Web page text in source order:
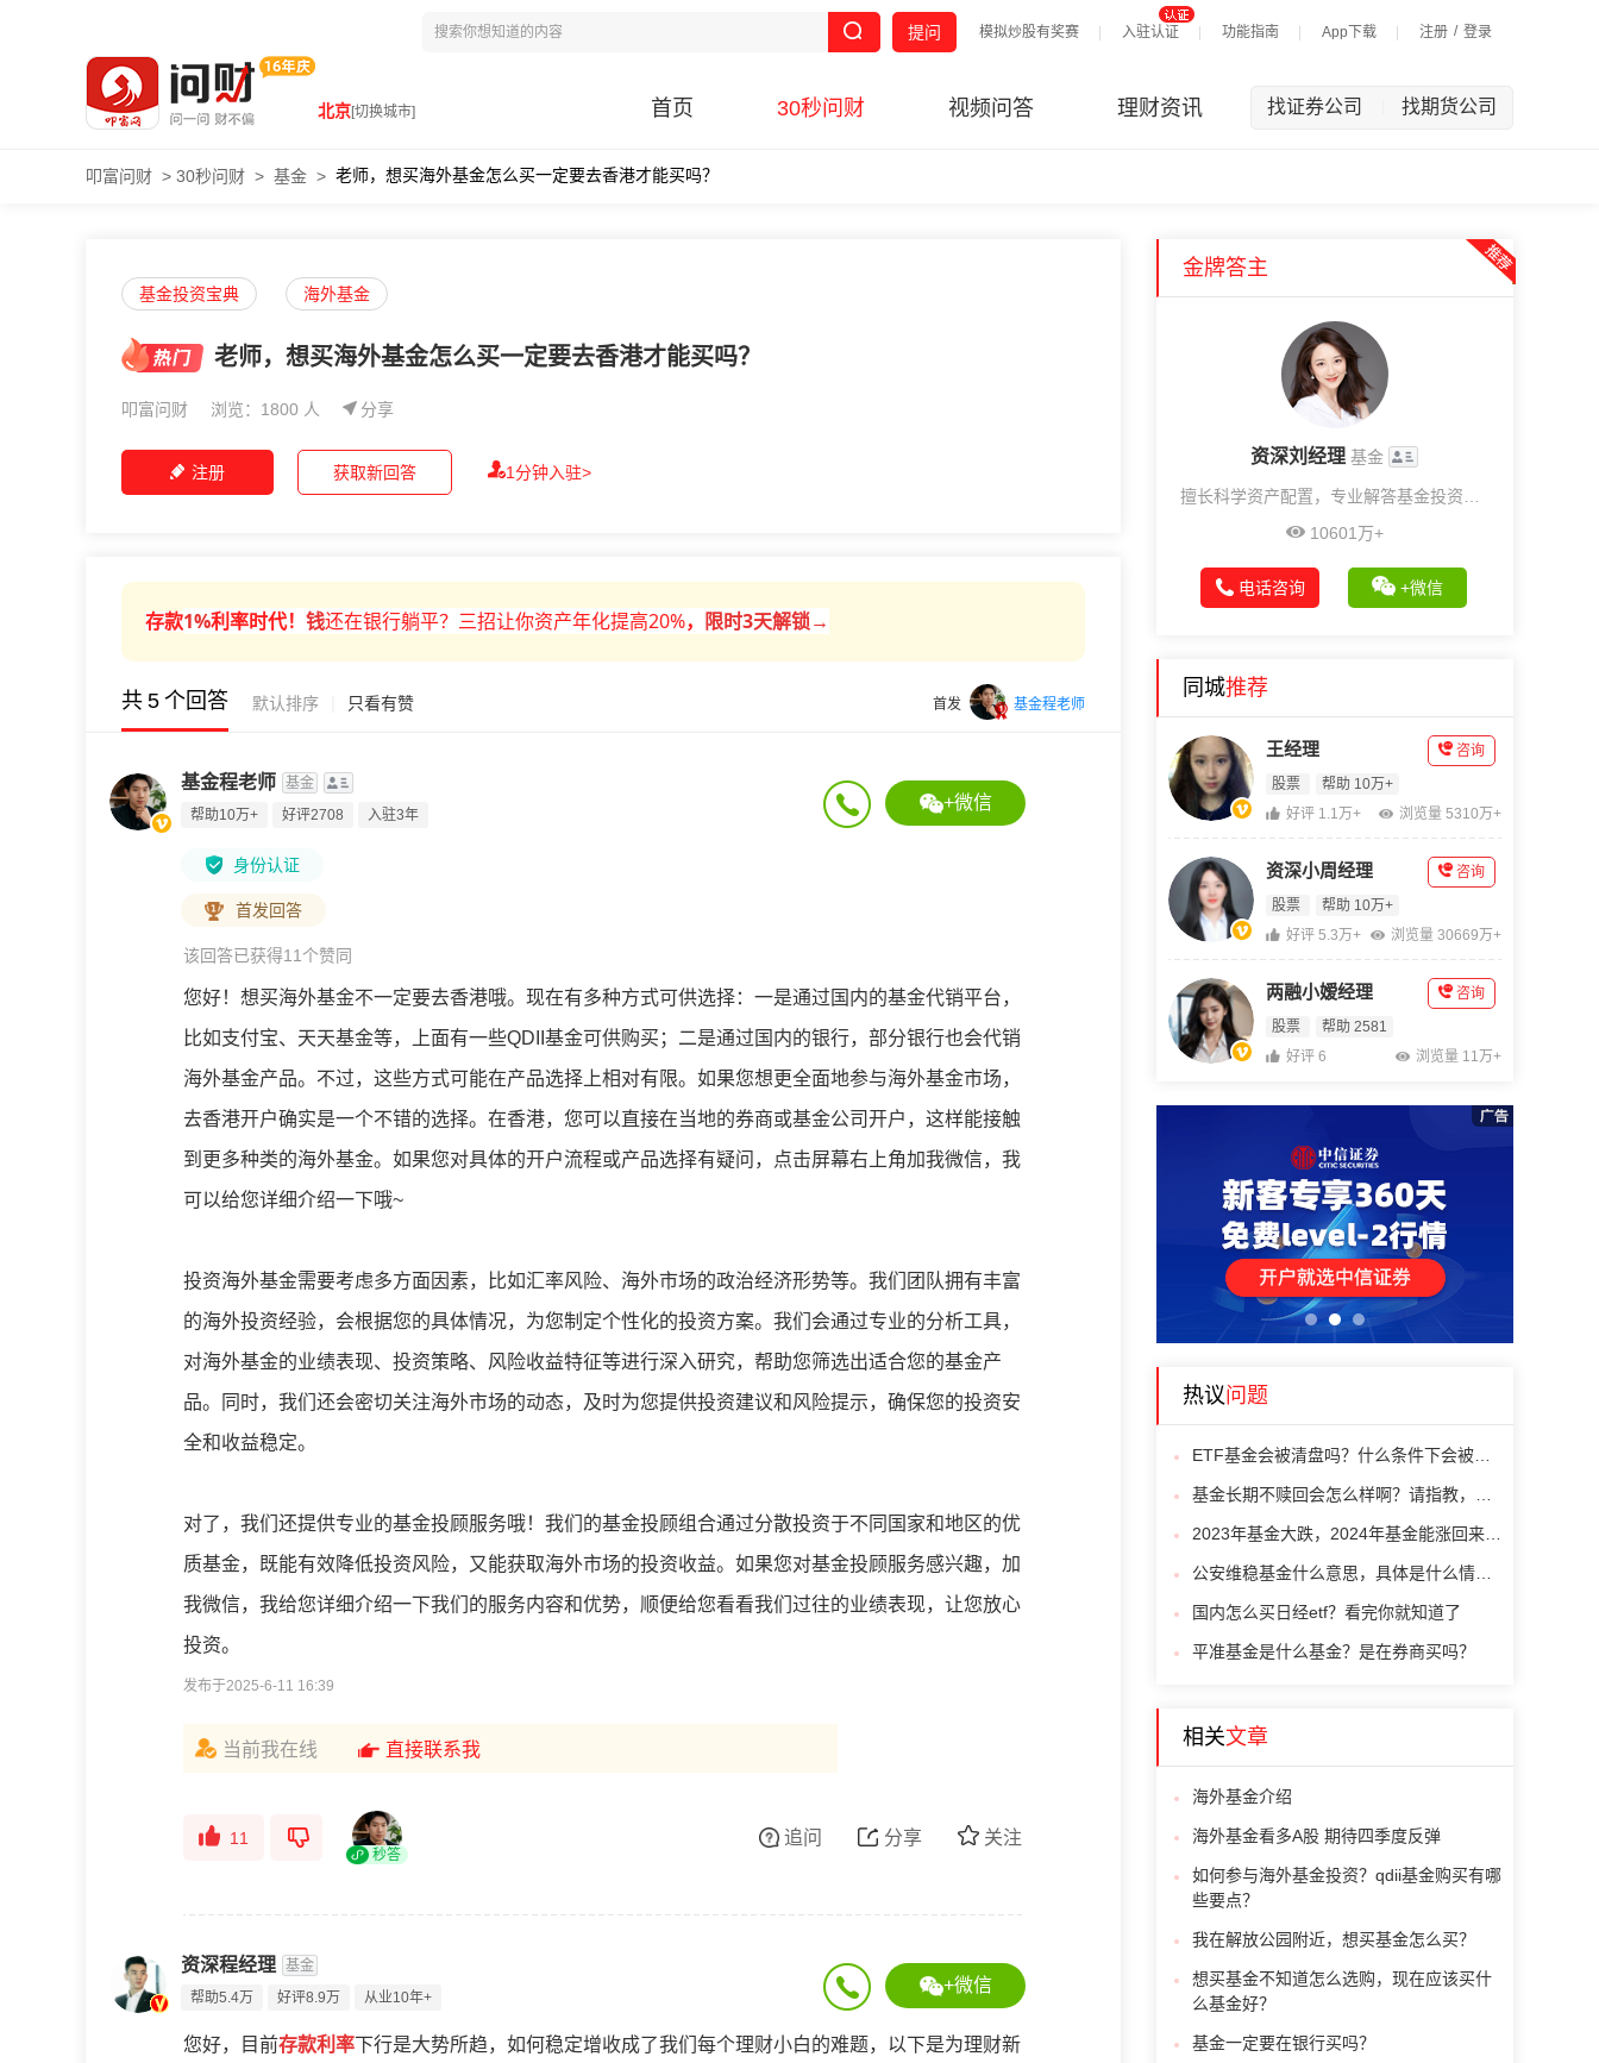
模拟炒股有奖赛 入驻认证 功能指南 App下载 注册 / 登录
提问
北京[切换城市] 首页 30秒问财 视频问答 理财资讯 找证券公司 找期货公司
叩富问财 > 30秒问财 > 基金 > 老师，想买海外基金怎么买一定要去香港才能买吗？
基金投资宝典 海外基金
老师，想买海外基金怎么买一定要去香港才能买吗？
叩富问财 浏览：1800 人 分享
注册 1分钟入驻>
获取新回答
存款1%利率时代！ 钱还在银行躺平？三招让你资产年化提高20%， 限时3天解锁→
共 5 个回答 默认排序 只看有赞 首发 基金程老师
+微信
基金程老师 基金
帮助10万+
好评2708 入驻3年
身份认证
首发回答
该回答已获得11个赞同
您好！想买海外基金不一定要去香港哦。现在有多种方式可供选择：一是通过国内的基金代销平台，
比如支付宝、天天基金等，上面有一些QDII基金可供购买；二是通过国内的银行，部分银行也会代销
海外基金产品。不过，这些方式可能在产品选择上相对有限。如果您想更全面地参与海外基金市场，
去香港开户确实是一个不错的选择。在香港，您可以直接在当地的券商或基金公司开户，这样能接触
到更多种类的海外基金。如果您对具体的开户流程或产品选择有疑问，点击屏幕右上角加我微信，我
可以给您详细介绍一下哦~
投资海外基金需要考虑多方面因素，比如汇率风险、海外市场的政治经济形势等。我们团队拥有丰富
的海外投资经验，会根据您的具体情况，为您制定个性化的投资方案。我们会通过专业的分析工具，
对海外基金的业绩表现、投资策略、风险收益特征等进行深入研究，帮助您筛选出适合您的基金产
品。同时，我们还会密切关注海外市场的动态，及时为您提供投资建议和风险提示，确保您的投资安
全和收益稳定。
对了，我们还提供专业的基金投顾服务哦！我们的基金投顾组合通过分散投资于不同国家和地区的优
质基金，既能有效降低投资风险，又能获取海外市场的投资收益。如果您对基金投顾服务感兴趣，加
我微信，我给您详细介绍一下我们的服务内容和优势，顺便给您看看我们过往的业绩表现，让您放心
投资。
发布于2025-6-11 16:39
当前我在线 直接联系我
11
秒答
关注
分享
追问
+微信
资深程经理 基金
帮助5.4万
好评8.9万 从业10年+
您好，目前存款利率下行是大势所趋，如何稳定增收成了我们每个理财小白的难题，以下是为理财新
金牌答主
资深刘经理 基金
10601万+
电话咨询 +微信
同城推荐
王经理
股票 帮助 10万+
咨询
好评 1.1万+ 浏览量 5310万+
资深小周经理
股票 帮助 10万+
咨询
好评 5.3万+ 浏览量 30669万+
两融小嫒经理
股票 帮助 2581
咨询
好评 6 浏览量 11万+
1
热议问题
国内怎么买日经etf？看完你就知道了
平准基金是什么基金？是在券商买吗？
相关文章
海外基金介绍
海外基金看多A股 期待四季度反弹
如何参与海外基金投资？qdii基金购买有哪
些要点？
我在解放公园附近，想买基金怎么买？
想买基金不知道怎么选购，现在应该买什
么基金好？
基金一定要在银行买吗？